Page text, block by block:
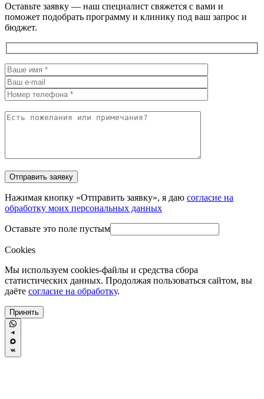
Оставьте заявку — наш специалист свяжется с вами и
поможет подобрать программу и клинику под ваш запрос и
бюджет.
Нажимая кнопку «Отправить заявку», я даю согласие на
обработку моих персональных данных
Оставьте это поле пустым
Cookies
Мы используем cookies-файлы и средства сбора
статистических данных. Продолжая пользоваться сайтом, вы
даёте согласие на обработку.
Принять